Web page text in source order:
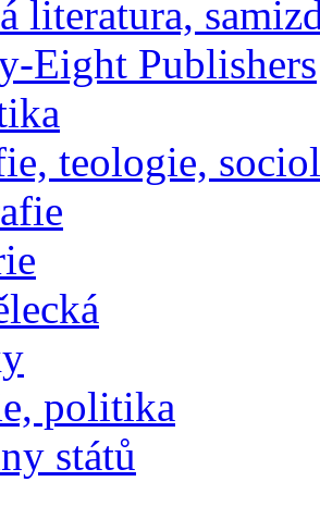
literatura,
Eight Publishers
teologie,
politika
států